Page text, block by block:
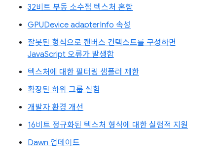
32비트 부동 소수점 텍스처 혼합
GPUDevice adapterInfo 속성
잘못된 형식으로 캔버스 컨텍스트를 구성하면
JavaScript 오류가 발생함
텍스처에 대한 필터링 샘플러 제한
확장된 하위 그룹 실험
개발자 환경 개선
16비트 정규화된 텍스처 형식에 대한 실험적 지원
Dawn 업데이트